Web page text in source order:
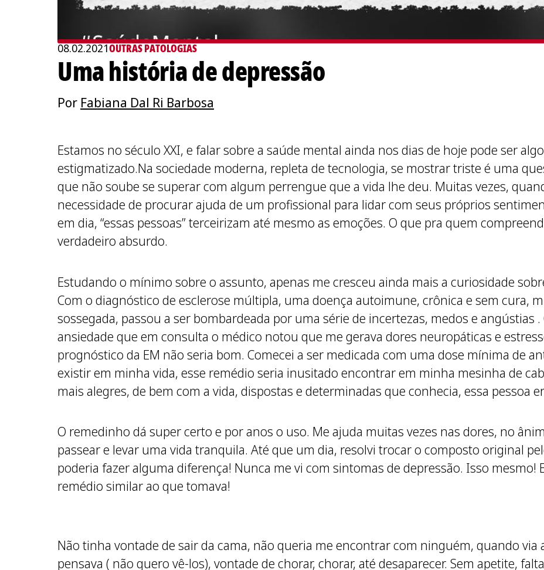
08.02.2021OUTRAS PATOLOGIAS
Uma história de depressão
Por Fabiana Dal Ri Barbosa
Estamos no século XXI, e falar sobre a saúde mental ainda nos dias de hoje pode ser
estigmatizado.Na sociedade moderna, repleta de tecnologia, se mostrar triste é uma
que não soube se superar com algum perrengue que a vida lhe deu. Muitas vezes,
necessidade de procurar ajuda de um profissional para lidar com seus próprios
em dia, “essas pessoas” terceirizam até mesmo as emoções. O que pra quem
verdadeiro absurdo.
Estudando o mínimo sobre o assunto, apenas me cresceu ainda mais a curiosidade
Com o diagnóstico de esclerose múltipla, uma doença autoimune, crônica e sem cura,
sossegada, passou a ser bombardeada por uma série de incertezas, medos e angústias
ansiedade que em consulta o médico notou que me gerava dores neuropáticas e
prognóstico da EM não seria bom. Comecei a ser medicada com uma dose mínima de
existir em minha vida, esse remédio seria inusitado encontrar em minha mesinha de
mais alegres, de bem com a vida, dispostas e determinadas que conhecia, essa pessoa
O remedinho dá super certo e por anos o uso. Me ajuda muitas vezes nas dores, no
passear e levar uma vida tranquila. Até que um dia, resolvi trocar o composto original
poderia fazer alguma diferença! Nunca me vi com sintomas de depressão. Isso mesmo!
remédio similar ao que tomava!
Não tinha vontade de sair da cama, não queria me encontrar com ninguém, quando via
pensava ( não quero vê-los), vontade de chorar, chorar, até desaparecer. Sem apetite,